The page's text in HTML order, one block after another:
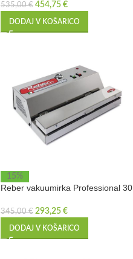
535,00€ 454,75 €
DODAJ V KOŠARICO
15%
Reber vakuumirka Professional 30
345,00€ 293,25 €
DODAJ V KOŠARICO